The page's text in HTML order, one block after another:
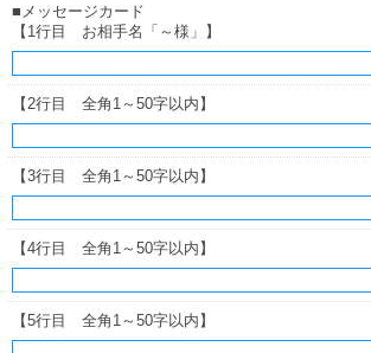
■メッセージカード
【1行目 お相手名「～様」】
【2行目 全角1～50字以内】
【3行目 全角1～50字以内】
【4行目 全角1～50字以内】
【5行目 全角1～50字以内】